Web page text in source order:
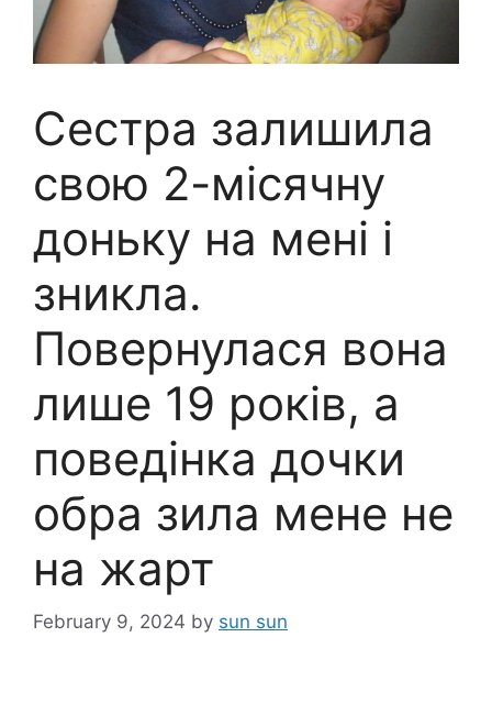
Сестра залишила
свою 2-місячну
доньку на мені і
зникла.
Повернулася вона
лише 19 років, а
поведінка дочки
обра зила мене не
на жарт
February 9, 2024 by sun sun